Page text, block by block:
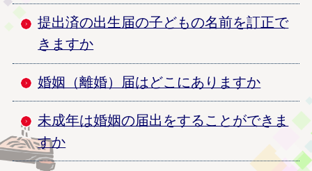
提出済の出生届の子どもの名前を訂正で
きますか
婚姻（離婚）届はどこにありますか
未成年は婚姻の届出をすることができま
すか